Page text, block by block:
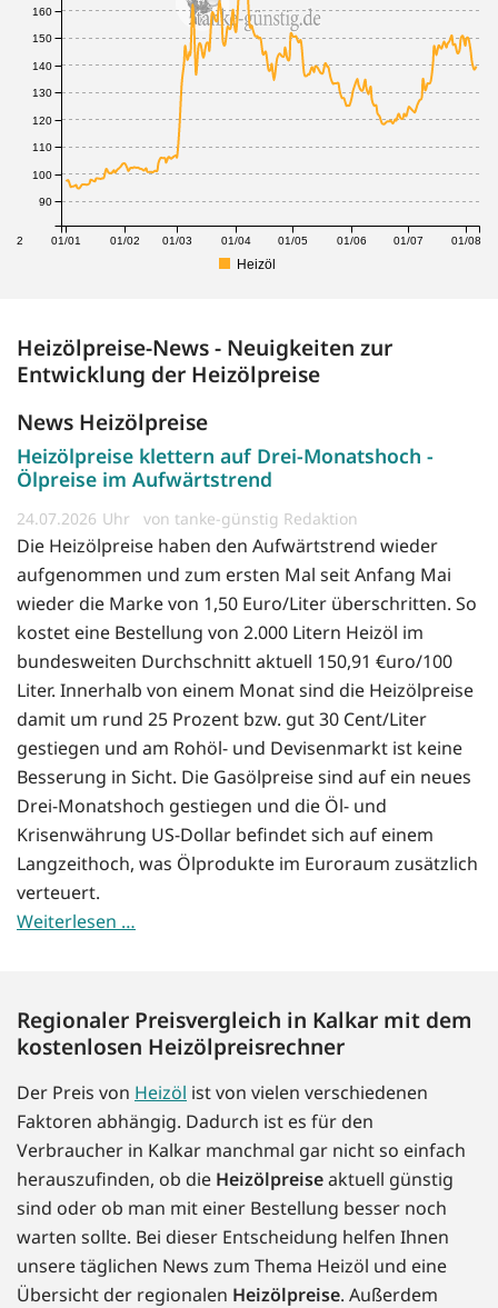
12 01/01 01/02 01/03 01/04 01/05 01/06 01/07 01/08
90
100
110
120
130
140
150
160
Heizöl
Heizölpreise-News - Neuigkeiten zur
Entwicklung der Heizölpreise
News Heizölpreise
Heizölpreise klettern auf Drei-Monatshoch -
Ölpreise im Aufwärtstrend
24.07.2026 von tanke-günstig Redaktion
Die Heizölpreise haben den Aufwärtstrend wieder
aufgenommen und zum ersten Mal seit Anfang Mai
wieder die Marke von 1,50 Euro/Liter überschritten. So
kostet eine Bestellung von 2.000 Litern Heizöl im
bundesweiten Durchschnitt aktuell 150,91 €uro/100
Liter. Innerhalb von einem Monat sind die Heizölpreise
damit um rund 25 Prozent bzw. gut 30 Cent/Liter
gestiegen und am Rohöl- und Devisenmarkt ist keine
Besserung in Sicht. Die Gasölpreise sind auf ein neues
Drei-Monatshoch gestiegen und die Öl- und
Krisenwährung US-Dollar befindet sich auf einem
Langzeithoch, was Ölprodukte im Euroraum zusätzlich
verteuert.
Weiterlesen …
Regionaler Preisvergleich in Kalkar mit dem
kostenlosen Heizölpreisrechner
Der Preis von Heizöl ist von vielen verschiedenen
Faktoren abhängig. Dadurch ist es für den
Verbraucher in Kalkar manchmal gar nicht so einfach
herauszufinden, ob die Heizölpreiseaktuell günstig
sind oder ob man mit einer Bestellung besser noch
warten sollte. Bei dieser Entscheidung helfen Ihnen
unsere täglichen News zum Thema Heizöl und eine
Übersicht der regionalen Heizölpreise. Außerdem